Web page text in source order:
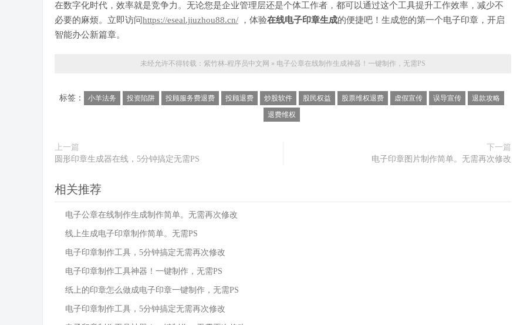
在数字化时代，效率就是竞争力。无论您是企业管理层还是个体工作者，都可以通过这个工具提升工作效率，减少不
必要的麻烦。立即访问https://eseal.jiuzhou88.cn/ ，体验在线电子印章生成的便捷吧！生成您的第一个电子印章，开启
智能办公新篇章。
未经允许不得转载： 紫竹林-程序员中文网 » 电子公章在线制作生成神器！一键制作，无需PS
标签： 小羊法务 投资陷阱 投顾服务费退费 投顾退费 炒股软件 股民权益 股票维权退费 虚假宣传 误导宣传
退款攻略
退费维权
上一篇
圆形印章生成器在线，5分钟搞定无需PS
下一篇
电子印章图片制作简单。无需再次修改
相关推荐
电子公章在线制作生成制作简单。无需再次修改
线上生成电子印章制作简单。无需PS
电子印章制作工具，5分钟搞定无需再次修改
电子印章制作工具神器！一键制作，无需PS
纸上的印章怎么做成电子印章一键制作，无需PS
电子印章制作工具，5分钟搞定无需再次修改